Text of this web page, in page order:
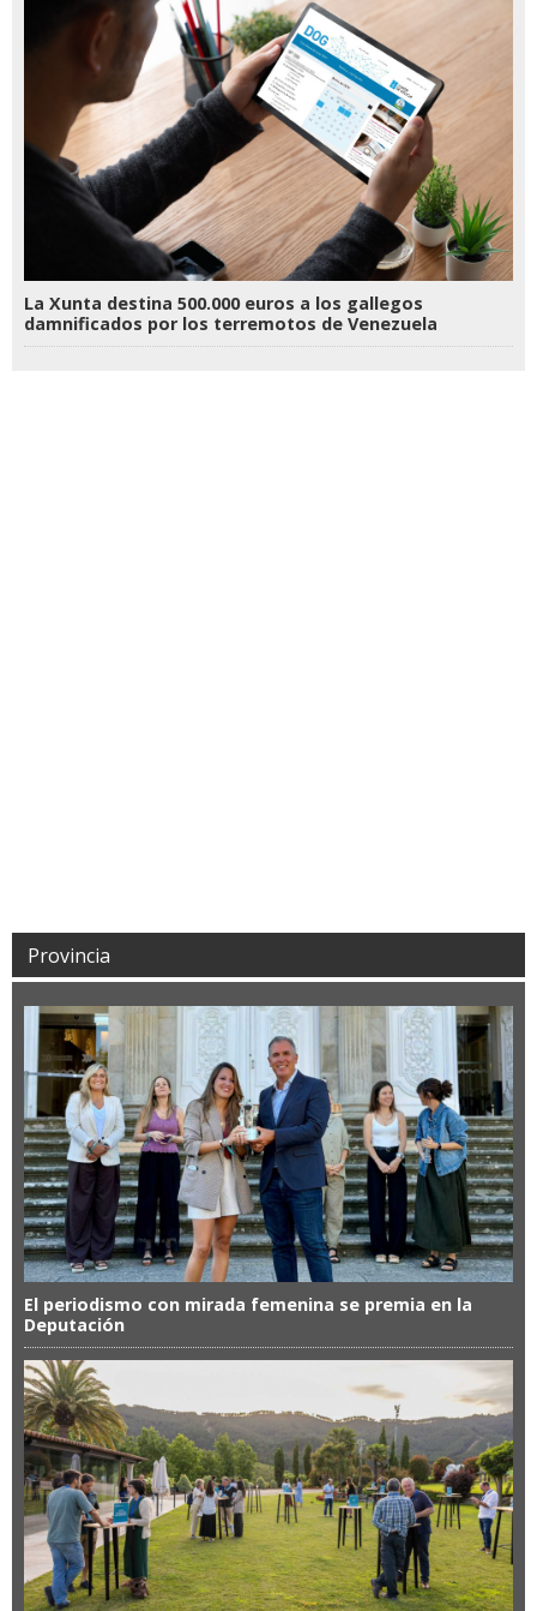
La Xunta destina 500.000 euros a los gallegos
damnificados por los terremotos de Venezuela
Provincia
El periodismo con mirada femenina se premia en la
Deputación